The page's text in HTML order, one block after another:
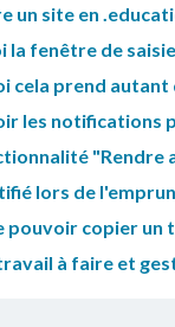
un site en
fenêtre de
cela prend autant
les notifications
"Rendre
lors de
pouvoir copier un
à faire et